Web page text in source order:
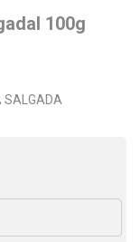
100g
SALGADA